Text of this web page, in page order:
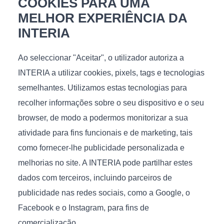
A área da sala
dimensões do local de dormir em 20 a 40 cm. Se o espaço
permitir, não há necessidade de se preocupar – a
cabeceira volumosa e os painéis laterais macios
Os proprietários de salas pequenas devem parar em
modelos com uma cabeceira pequena e um mínimo de
partes salientes. De qualquer forma, o conforto da pessoa
Para um movimento conveniente pela sala, você precisa
calcular corretamente a largura das passagens. De
armário ou parede deve ser de 70 cm. Uma cama de
solteiro pode ser colocada perto da parede e, assim,
economizar espaço útil. Em um quarto para dois, você
MELHOR EXPERIÊNCIA DA
INTERIA
Ao seleccionar "Aceitar", o utilizador autoriza a
INTERIA a utilizar cookies, pixels, tags e tecnologias
semelhantes. Utilizamos estas tecnologias para
recolher informações sobre o seu dispositivo e o seu
browser, de modo a podermos monitorizar a sua
atividade para fins funcionais e de marketing, tais
como fornecer-lhe publicidade personalizada e
melhorias no site. A INTERIA pode partilhar estes
dados com terceiros, incluindo parceiros de
publicidade nas redes sociais, como a Google, o
Facebook e o Instagram, para fins de